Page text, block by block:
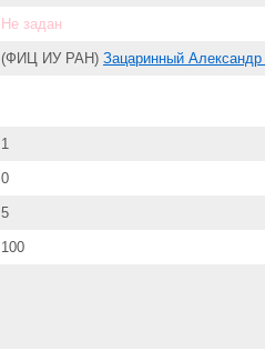
Не задан
(ФИЦ ИУ РАН) Зацаринный Александр
1
0
5
100